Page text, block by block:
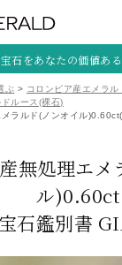
石をあなたの価値あ
ぶ
コロンビア産エメラル
ルース(裸石)
メラルド(ノンオイル
無処理エメ
ル)0.60ct
石鑑別書